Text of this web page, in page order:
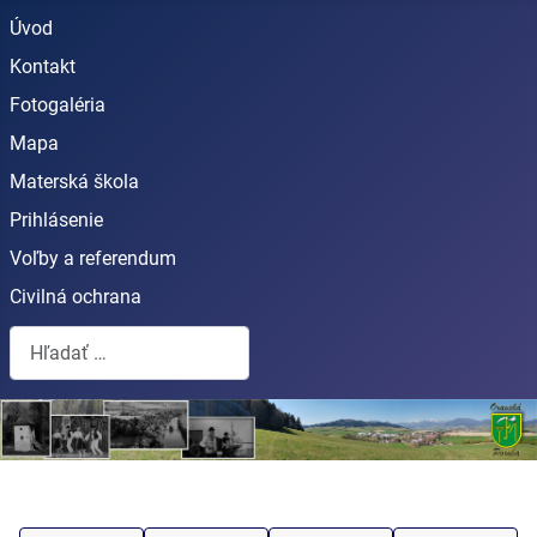
Úvod
Kontakt
Fotogaléria
Mapa
Materská škola
Prihlásenie
Voľby a referendum
Civilná ochrana
Hľadať...